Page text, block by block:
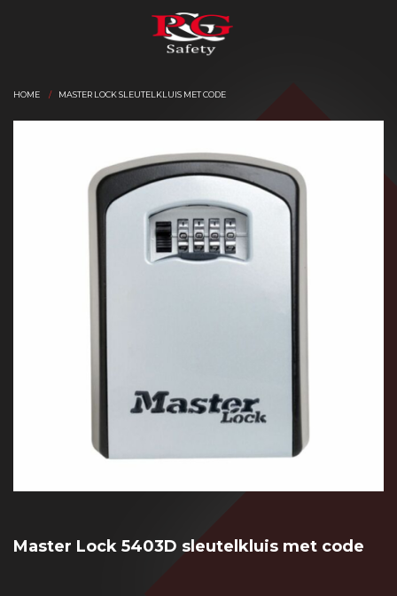
HOME MASTER LOCK SLEUTELKLUIS MET CODE
Master Lock 5403D sleutelkluis met code